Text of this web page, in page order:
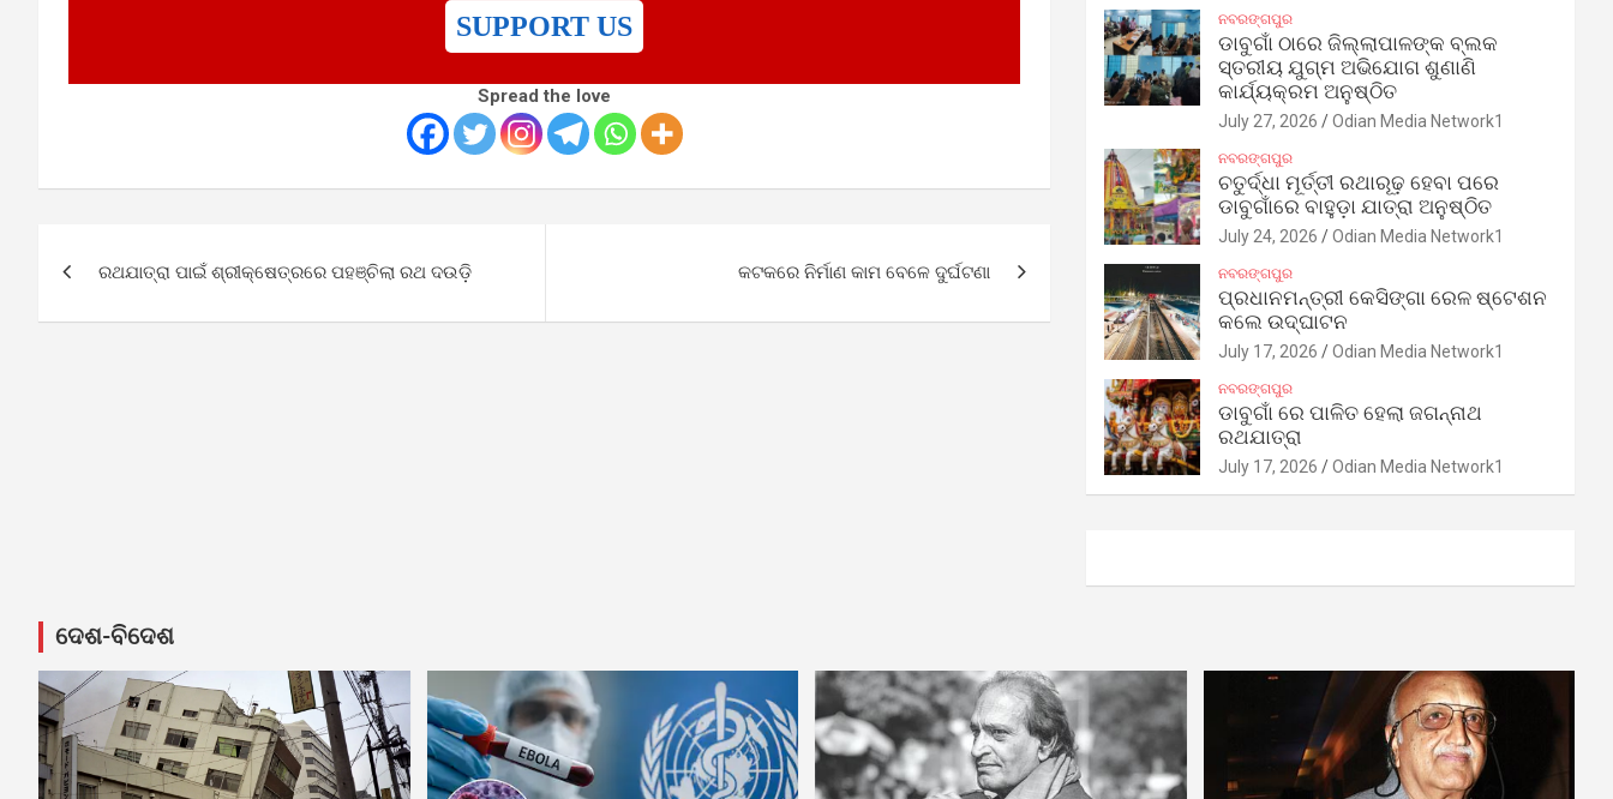
SUPPORT US
Spread the love
navigation
ରଥଯାତ୍ରା ପାଇଁ ଶ୍ରୀକ୍ଷେତ୍ରରେ ପହଞ୍ଚିଲା ରଥ ଦଉଡ଼ି କଟକରେ ନିର୍ମାଣ କାମ ବେଳେ ଦୁର୍ଘଟଣା
ନବରଙ୍ଗପୁର
ଡାବୁଗାଁ ଠାରେ ଜିଲ୍ଲାପାଳଙ୍କ ବ୍ଲକ
ସ୍ତରୀୟ ଯୁଗ୍ମ ଅଭିଯୋଗ ଶୁଣାଣି
କାର୍ଯ୍ୟକ୍ରମ ଅନୁଷ୍ଠିତ
July 27, 2026 Odian Media Network1
ନବରଙ୍ଗପୁର
ଚତୁର୍ଦ୍ଧା ମୂର୍ତ୍ତୀ ରଥାରୂଢ଼ ହେବା ପରେ
ଡାବୁଗାଁରେ ବାହୁଡ଼ା ଯାତ୍ରା ଅନୁଷ୍ଠିତ
July 24, 2026 Odian Media Network1
ନବରଙ୍ଗପୁର
ପ୍ରଧାନମନ୍ତ୍ରୀ କେସିଙ୍ଗା ରେଳ ଷ୍ଟେଶନ
କଲେ ଉଦ୍‌ଘାଟନ
July 17, 2026 Odian Media Network1
ନବରଙ୍ଗପୁର
ଡାବୁଗାଁ ରେ ପାଳିତ ହେଲା ଜଗନ୍ନାଥ
ରଥଯାତ୍ରା
July 17, 2026 Odian Media Network1
ଦେଶ-ବିଦେଶ